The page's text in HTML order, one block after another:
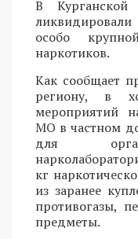
В Курганской
особо
наркотиков.
Как сообщает
региону, в
мероприятий
МО в частном
для
кг
из заранее
противогазы,
предметы.